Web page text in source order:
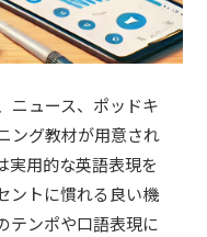
ニュース、ポッドキ
ング教材が用意され
実用的な英語表現を
ントに慣れる良い機
テンポや口語表現に